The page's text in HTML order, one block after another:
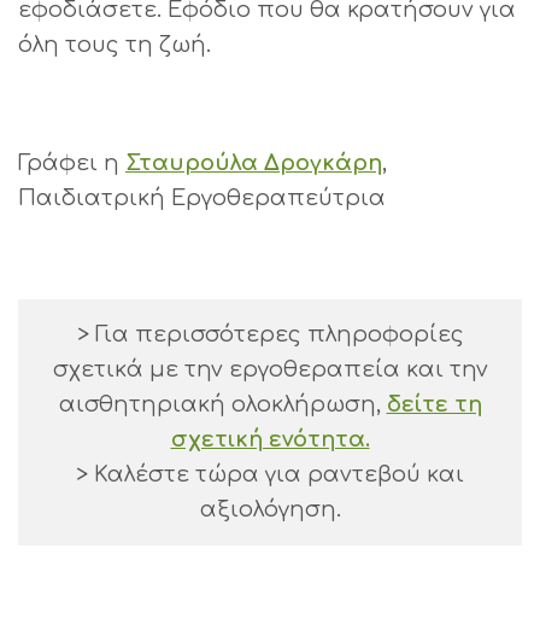
εφοδιάσετε. Εφόδιο που θα κρατήσουν για
όλη τους τη ζωή.
Γράφει η Σταυρούλα Δρογκάρη,
Παιδιατρική Εργοθεραπεύτρια
> Για περισσότερες πληροφορίες
σχετικά με την εργοθεραπεία και την
αισθητηριακή ολοκλήρωση, δείτε τη
σχετική ενότητα.
> Καλέστε τώρα για ραντεβού και
αξιολόγηση.